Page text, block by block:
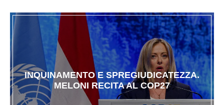
INQUINAMENTO E SPREGIUDICATEZZA.
MELONI RECITA AL COP27